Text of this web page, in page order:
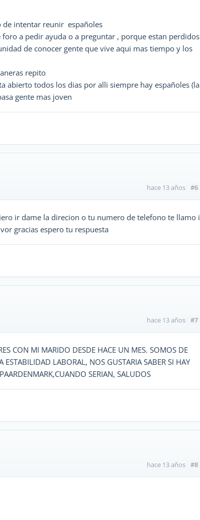
de intentar reunir españoles
a pedir ayuda o a preguntar , porque estan perdidos
de conocer gente que vive aqui mas tiempo y los
repito
abierto todos los dias por alli siempre hay españoles (la
gente mas joven
hace 13 años #6
ir dame la direcion o tu numero de telefono te llamo i
gracias espero tu respuesta
hace 13 años #7
CON MI MARIDO DESDE HACE UN MES. SOMOS DE
LABORAL, NOS GUSTARIA SABER SI HAY
SERIAN, SALUDOS
hace 13 años #8